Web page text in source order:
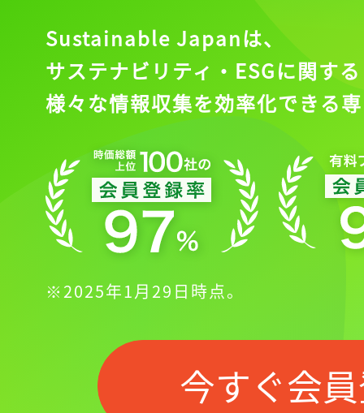
Sustainable Japanは、
サステナビリティ・ESGに関する
様々な情報収集を効率化できる
※2025年1月29日時点。
今すぐ会